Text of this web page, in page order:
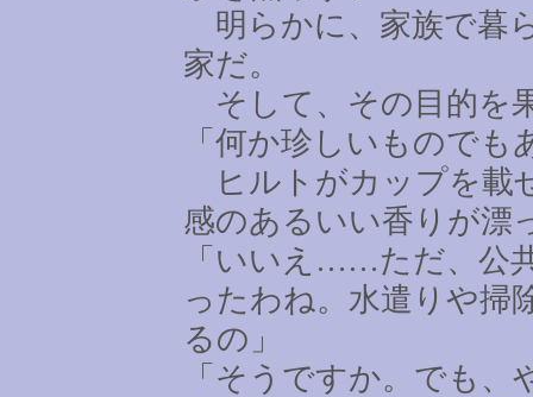
明らかに、家族で暮
家だ。
そして、その目的を
「何か珍しいものでも
ヒルトがカップを載
感のあるいい香りが漂
「いいえ ……ただ、公
ったわね。水遣りや掃
るの」
「そうですか。でも